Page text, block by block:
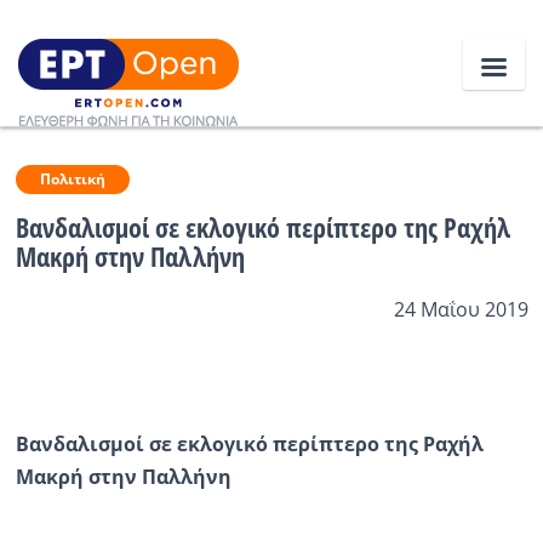
Ειδήσεις
Ελλάδα
Αθλητικά
Πολιτική
Βανδαλισμοί σε εκλογικό περίπτερο της Ραχήλ
Μακρή στην Παλλήνη
24 Μαΐου 2019
Βανδαλισμοί σε εκλογικό περίπτερο της Ραχήλ
Μακρή στην Παλλήνη